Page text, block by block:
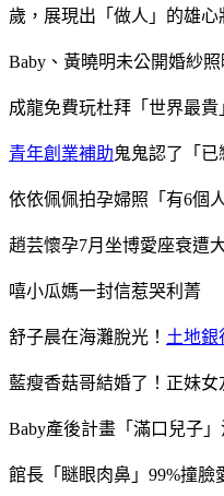
歲，展現出「做人」的雄心
Baby、黃曉明未公開婚紗照
成龍免費玩杜拜「世界最貴
青年創業補助鬼鬼認了「已
依依佩佩拍孕婦照「有6個人
趙芸懷孕7月坐博愛座衰遭
嘻小瓜媽一封信惹哭利菁
舒子晨在海灘脫光！ 土地銀
藍瘦香菇哥結婚了！正妹女
Baby產後計畫「滿口兒子
館長「瞇眼肉鼻」99%撞臉